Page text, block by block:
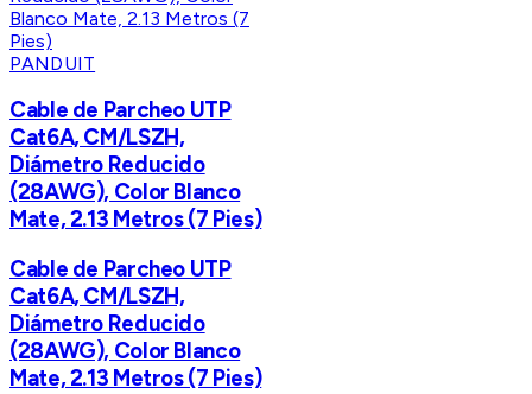
PANDUIT
Cable de Parcheo UTP
Cat6A, CM/LSZH,
Diámetro Reducido
(28AWG), Color Blanco
Mate, 2.13 Metros (7 Pies)
Cable de Parcheo UTP
Cat6A, CM/LSZH,
Diámetro Reducido
(28AWG), Color Blanco
Mate, 2.13 Metros (7 Pies)